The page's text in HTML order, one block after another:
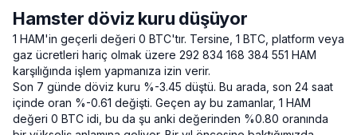
Hamster döviz kuru düşüyor
1 HAM'in geçerli değeri 0 BTC'tır. Tersine, 1 BTC, platform veya
gaz ücretleri hariç olmak üzere 292 834 168 384 551 HAM
karşılığında işlem yapmanıza izin verir.
Son 7 günde döviz kuru %-3.45 düştü. Bu arada, son 24 saat
içinde oran %-0.61 değişti. Geçen ay bu zamanlar, 1 HAM
değeri 0 BTC idi, bu da şu anki değerinden %0.80 oranında